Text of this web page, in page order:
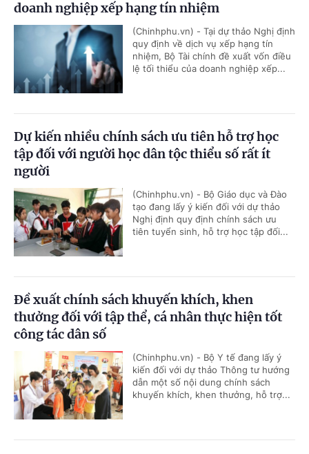
doanh nghiệp xếp hạng tín nhiệm
(Chinhphu.vn) - Tại dự thảo Nghị định
quy định về dịch vụ xếp hạng tín
nhiệm, Bộ Tài chính đề xuất vốn điều
lệ tối thiểu của doanh nghiệp xếp...
Dự kiến nhiều chính sách ưu tiên hỗ trợ học
tập đối với người học dân tộc thiểu số rất ít
người
(Chinhphu.vn) - Bộ Giáo dục và Đào
tạo đang lấy ý kiến đối với dự thảo
Nghị định quy định chính sách ưu
tiên tuyển sinh, hỗ trợ học tập đối...
Đề xuất chính sách khuyến khích, khen
thưởng đối với tập thể, cá nhân thực hiện tốt
công tác dân số
(Chinhphu.vn) - Bộ Y tế đang lấy ý
kiến đối với dự thảo Thông tư hướng
dẫn một số nội dung chính sách
khuyến khích, khen thưởng, hỗ trợ...